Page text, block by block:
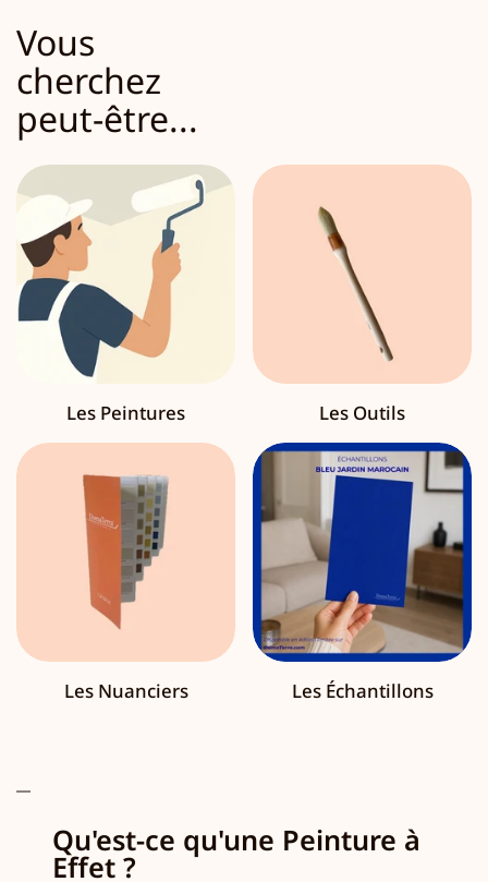
Vous
cherchez
peut-être...
Les Peintures Les Outils
Les Nuanciers Les Échantillons
Qu'est-ce qu'une Peinture à
Effet ?